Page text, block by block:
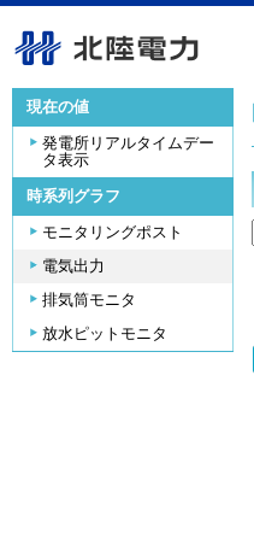
現在の値
発電所リアルタイムデー
タ表示
時系列グラフ
モニタリングポスト
電気出力
排気筒モニタ
放水ピットモニタ